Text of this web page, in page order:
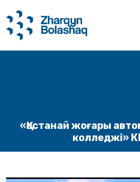
«Қостанай жоғары
колледжі»